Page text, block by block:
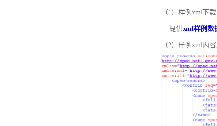
（1）样例xml下载
提供xml样例数
（2）样例xml内